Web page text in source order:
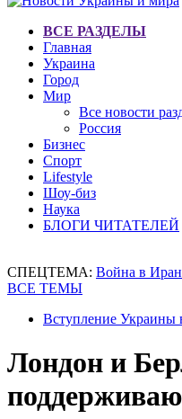
ВСЕ РАЗДЕЛЫ
Главная
Украина
Город
Мир
Все новости
Россия
Бизнес
Спорт
Lifestyle
Шоу-биз
Наука
БЛОГИ ЧИТАТЕЛЕЙ
СПЕЦТЕМА: Война в
ВСЕ ТЕМЫ
Вступление Украины
Лондон и